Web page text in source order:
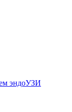
эндоУЗИ